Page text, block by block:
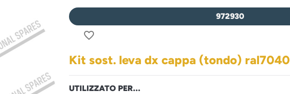
972930
favorite_border
Kit sost. leva dx cappa (tondo) ral7040
UTILIZZATO PER...